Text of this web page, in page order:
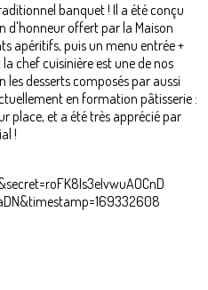
banquet ! Il a été conçu
d'honneur offert par la Maison
apéritifs, puis un menu entrée +
chef cuisinière est une de nos
les desserts composés par aussi
en formation pâtisserie :
place, et a été très apprécié par
!